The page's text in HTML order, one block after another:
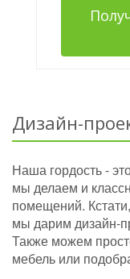
Дизайн-
Наша гордость -
мы делаем и
помещений.
мы дарим дизайн-
Также можем
мебель или